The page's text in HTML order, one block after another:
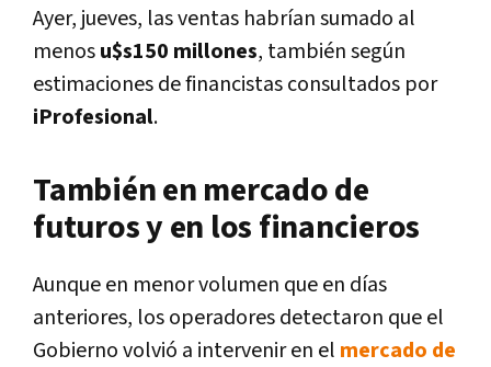
Ayer, jueves, las ventas habrían sumado al
menosu$s150 millones, también según
estimaciones de financistas consultados por
iProfesional.
También en mercado de
futuros y en los financieros
Aunque en menor volumen que en días
anteriores, los operadores detectaron que el
Gobierno volvió a intervenir en el mercado de